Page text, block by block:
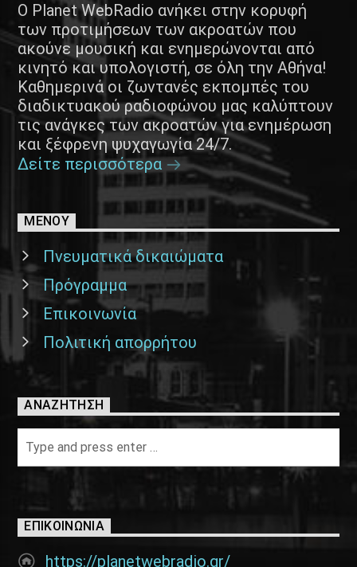
Ο Planet WebRadio ανήκει στην κορυφή
των προτιμήσεων των ακροατών που
ακούνε μουσική και ενημερώνονται από
κινητό και υπολογιστή, σε όλη την Αθήνα!
Καθημερινά οι ζωντανές εκπομπές του
διαδικτυακού ραδιοφώνου μας καλύπτουν
τις ανάγκες των ακροατών για ενημέρωση
και ξέφρενη ψυχαγωγία 24/7.
Δείτε περισσότερα
ΜΕΝΟΥ
Πνευματικά δικαιώματα
Πρόγραμμα
Επικοινωνία
Πολιτική απορρήτου
ΑΝΑΖΉΤΗΣΗ
ΕΠΙΚΟΙΝΩΝΊΑ
https://planetwebradio.gr/